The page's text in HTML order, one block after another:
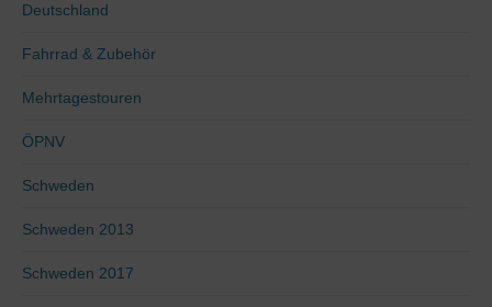
Deutschland
Fahrrad & Zubehör
Mehrtagestouren
ÖPNV
Schweden
Schweden 2013
Schweden 2017